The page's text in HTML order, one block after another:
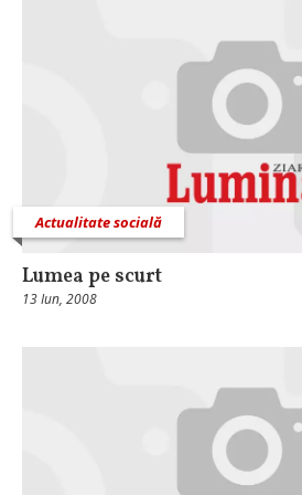
Actualitate socială
Lumea pe scurt
13 Iun, 2008